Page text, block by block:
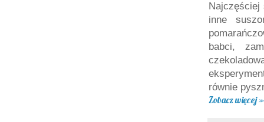
inne
babci,
równie
Zobacz więcej »